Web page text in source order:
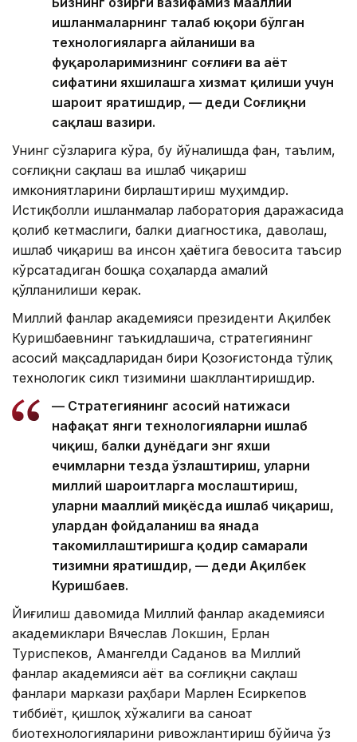
ишланмаларнинг талаб юқори бўлган
технологияларга айланиши ва
фуқароларимизнинг соғлиғи ва ҳаёт
сифатини яхшилашга хизмат қилиши учун
шароит яратишдир, — деди Соғлиқни
сақлаш вазири.
Унинг сўзларига кўра, бу йўналишда фан, таълим,
соғлиқни сақлаш ва ишлаб чиқариш
имкониятларини бирлаштириш муҳимдир.
Истиқболли ишланмалар лаборатория даражасида
қолиб кетмаслиги, балки диагностика, даволаш,
ишлаб чиқариш ва инсон ҳаётига бевосита таъсир
кўрсатадиган бошқа соҳаларда амалий
қўлланилиши керак.
Миллий фанлар академияси президенти Ақилбек
Куришбаевнинг таъкидлашича, стратегиянинг
асосий мақсадларидан бири Қозоғистонда тўлиқ
технологик сикл тизимини шакллантиришдир.
— Стратегиянинг асосий натижаси
нафақат янги технологияларни ишлаб
чиқиш, балки дунёдаги энг яхши
ечимларни тезда ўзлаштириш, уларни
миллий шароитларга мослаштириш,
уларни маҳаллий миқёсда ишлаб чиқариш,
улардан фойдаланиш ва янада
такомиллаштиришга қодир самарали
тизимни яратишдир, — деди Ақилбек
Куришбаев.
Йиғилиш давомида Миллий фанлар академияси
академиклари Вячеслав Локшин, Ерлан
Туриспеков, Амангелди Саданов ва Миллий
фанлар академияси Ҳаёт ва соғлиқни сақлаш
фанлари маркази раҳбари Марлен Есиркепов
тиббиёт, қишлоқ хўжалиги ва саноат
биотехнологияларини ривожлантириш бўйича ўз